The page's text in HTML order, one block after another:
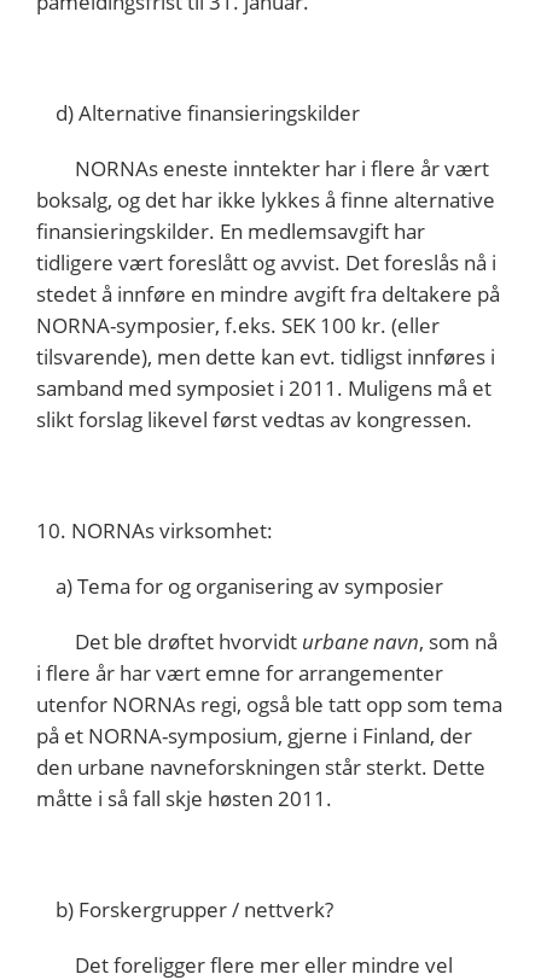
d) Alternative finansieringskilder
NORNAs eneste inntekter har i flere år vært
boksalg, og det har ikke lykkes å finne alternative
finansieringskilder. En medlemsavgift har
tidligere vært foreslått og avvist. Det foreslås nå i
stedet å innføre en mindre avgift fra deltakere på
NORNA-symposier, f.eks. SEK 100 kr. (eller
tilsvarende), men dette kan evt. tidligst innføres i
samband med symposiet i 2011. Muligens må et
slikt forslag likevel først vedtas av kongressen.
10. NORNAs virksomhet:
a) Tema for og organisering av symposier
Det ble drøftet hvorvidt urbane navn, som nå
i flere år har vært emne for arrangementer
utenfor NORNAs regi, også ble tatt opp som tema
på et NORNA-symposium, gjerne i Finland, der
den urbane navneforskningen står sterkt. Dette
måtte i så fall skje høsten 2011.
b) Forskergrupper / nettverk?
Det foreligger flere mer eller mindre vel